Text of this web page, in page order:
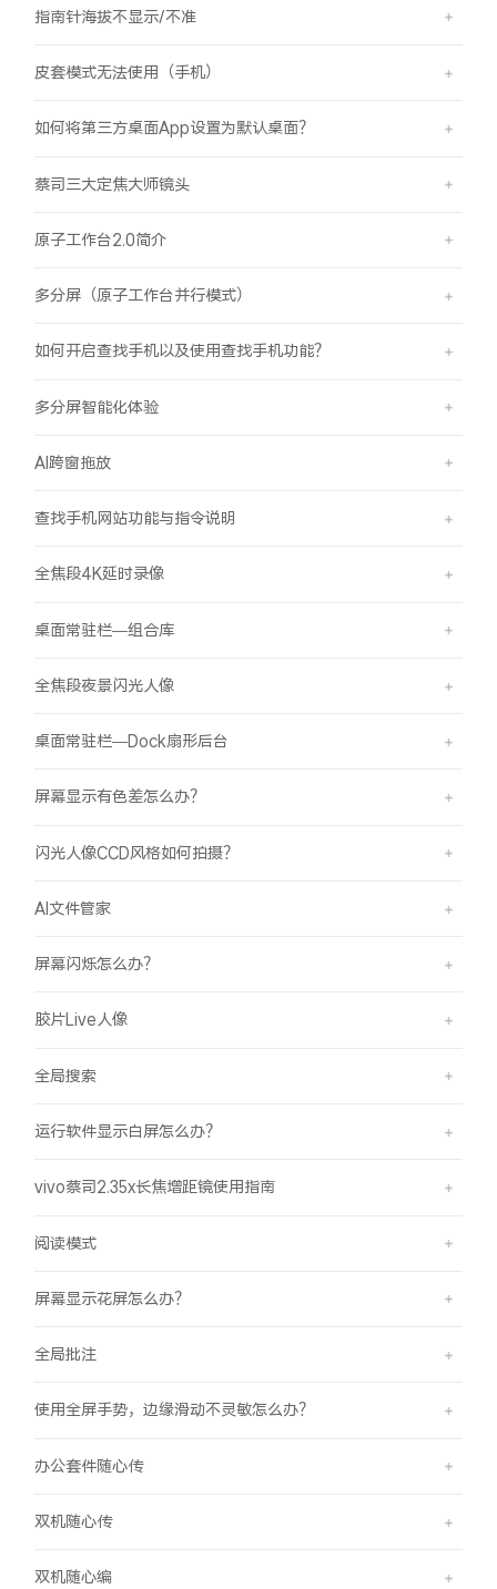
指南针海拔不显示/不准
皮套模式无法使用（手机）
如何将第三方桌面App设置为默认桌面？
蔡司三大定焦大师镜头
原子工作台2.0简介
多分屏（原子工作台并行模式）
如何开启查找手机以及使用查找手机功能？
多分屏智能化体验
AI跨窗拖放
查找手机网站功能与指令说明
全焦段4K延时录像
桌面常驻栏—组合库
全焦段夜景闪光人像
桌面常驻栏—Dock扇形后台
屏幕显示有色差怎么办？
闪光人像CCD风格如何拍摄？
AI文件管家
屏幕闪烁怎么办？
胶片Live人像
全局搜索
运行软件显示白屏怎么办？
vivo蔡司2.35x长焦增距镜使用指南
阅读模式
屏幕显示花屏怎么办？
全局批注
使用全屏手势，边缘滑动不灵敏怎么办？
办公套件随心传
双机随心传
双机随心编